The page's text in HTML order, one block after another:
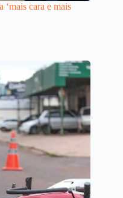
‘mais cara e mais